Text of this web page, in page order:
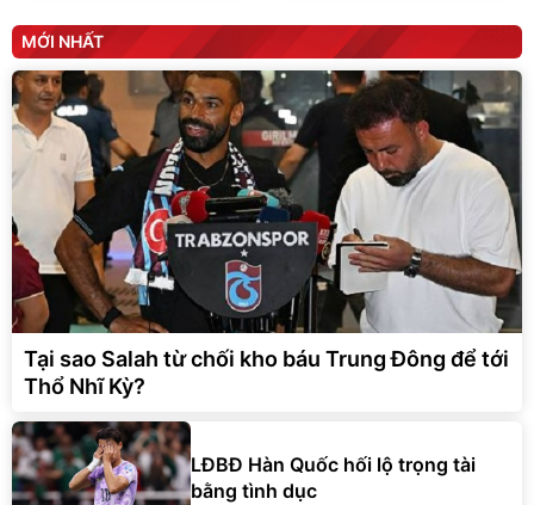
MỚI NHẤT
Tại sao Salah từ chối kho báu Trung Đông để tới
Thổ Nhĩ Kỳ?
LĐBĐ Hàn Quốc hối lộ trọng tài
bằng tình dục